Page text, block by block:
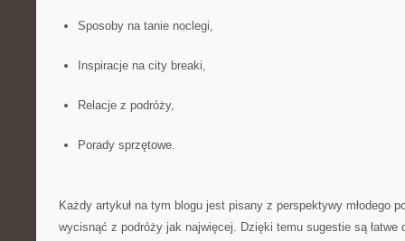
Sposoby na tanie noclegi,
Inspiracje na city breaki,
Relacje z podróży,
Porady sprzętowe.
Każdy artykuł na tym blogu jest pisany z perspektywy młodego
wycisnąć z podróży jak najwięcej. Dzięki temu sugestie są łatwe